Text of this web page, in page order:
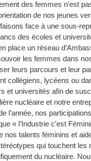
des femmes n’est
de nos jeunes
face à une sous-
des écoles et
place un réseau
les femmes dans
leurs parcours et leur
collégiens, lycéens ou
et universités afin de
nucléaire et notre
l’année, nos
« l’Industrie c’est
nos talents féminins et
qui touchent les
du nucléaire.